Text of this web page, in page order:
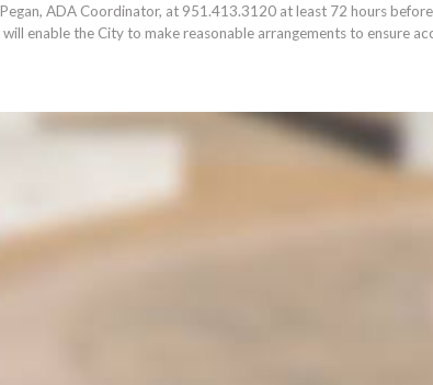
ADA Coordinator, at 951.413.3120 at least 72 hours
enable the City to make reasonable arrangements to ensure